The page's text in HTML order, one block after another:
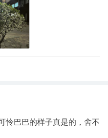
怜巴巴的样子真是的，舍不